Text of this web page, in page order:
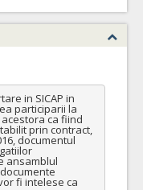
in SICAP in
participarii la
ca fiind
prin contract,
documentul
ansamblul
fi intelese ca